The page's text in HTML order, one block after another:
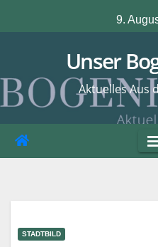
Inhalt
9.
Unser
Aktuelles Aus
STADTBILD